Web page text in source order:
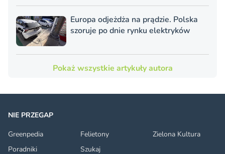
Europa odjeżdża na prądzie. Polska
szoruje po dnie rynku elektryków
Pokaż wszystkie artykuły autora
NIE PRZEGAP
Greenpedia
Felietony
Zielona Kultura
Poradniki
Szukaj